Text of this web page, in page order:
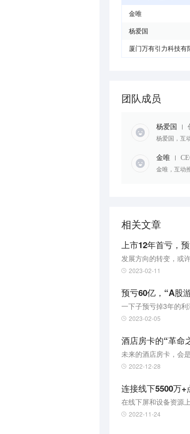
金唯
杨爱国
厦门万有引力科技有
团队成员
杨爱国
杨爱国，互
金唯
金唯，互动
相关文章
上市12年首亏，
发展方向的转变，或
2023-02-11
预亏60亿，“A股
一下子预亏掉3年的利
2023-02-05
酒店房卡的“革命
未来的酒店房卡，会
2022-12-28
连接线下5500万
在线下屏和设备资源
2022-11-24